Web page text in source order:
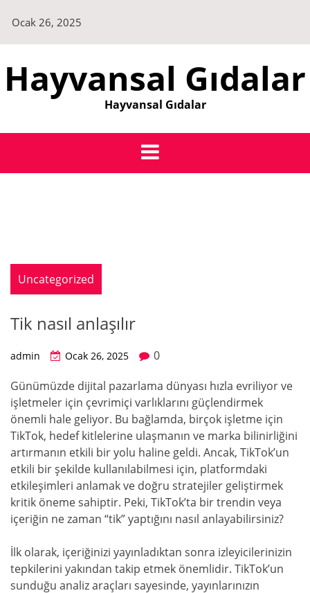
content
Ocak 26, 2025
Hayvansal Gıdalar
Hayvansal Gıdalar
Uncategorized
Tik nasıl anlaşılır
admin Ocak 26, 2025
0
Günümüzde dijital pazarlama dünyası hızla evriliyor ve
işletmeler için çevrimiçi varlıklarını güçlendirmek
önemli hale geliyor. Bu bağlamda, birçok işletme için
TikTok, hedef kitlelerine ulaşmanın ve marka bilinirliğini
artırmanın etkili bir yolu haline geldi. Ancak, TikTok’un
etkili bir şekilde kullanılabilmesi için, platformdaki
etkileşimleri anlamak ve doğru stratejiler geliştirmek
kritik öneme sahiptir. Peki, TikTok’ta bir trendin veya
içeriğin ne zaman “tik” yaptığını nasıl anlayabilirsiniz?
İlk olarak, içeriğinizi yayınladıktan sonra izleyicilerinizin
tepkilerini yakından takip etmek önemlidir. TikTok’un
sunduğu analiz araçları sayesinde, yayınlarınızın